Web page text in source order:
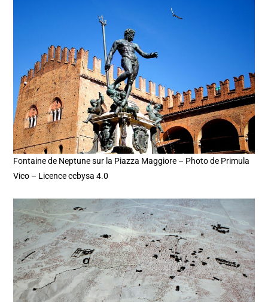
Fontaine de Neptune sur la Piazza Maggiore – Photo de Primula
Vico – Licence ccbysa 4.0